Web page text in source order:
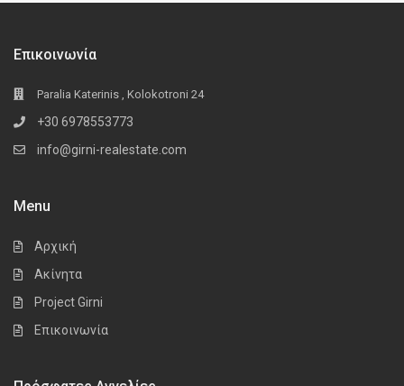
Επικοινωνία
Paralia Katerinis , Kolokotroni 24
+30 6978553773
info@girni-realestate.com
Menu
Αρχική
Ακίνητα
Project Girni
Επικοινωνία